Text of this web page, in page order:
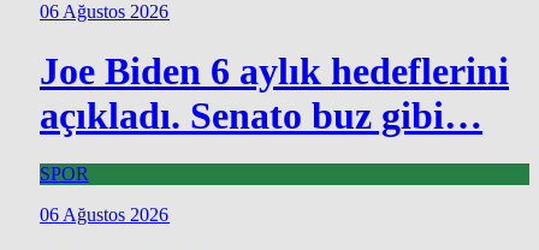
06 Ağustos 2026
Joe Biden 6 aylık hedeflerini
açıkladı. Senato buz gibi…
SPOR
06 Ağustos 2026